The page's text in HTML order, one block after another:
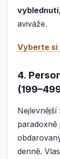
vyblednutí
aviváže.
Vyberte
4.
denně.